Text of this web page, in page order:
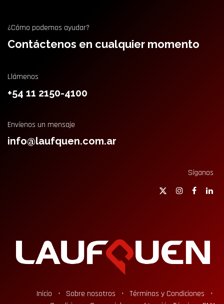
¿Cómo podemos ayudar?
Contáctenos en cualquier momento
Llámenos
+54 11 2150-4100
Envíenos un mensaje
info@laufquen.com.ar
Síganos
Inicio • Sobre nosotros • Términos y Condiciones
•